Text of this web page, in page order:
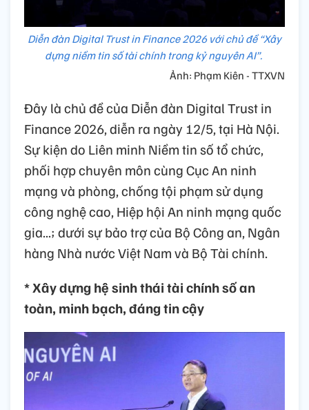
Diễn đàn Digital Trust in Finance 2026 với chủ đề “Xây
dựng niềm tin số tài chính trong kỷ nguyên AI”.
Ảnh: Phạm Kiên - TTXVN
Đây là chủ đề của Diễn đàn Digital Trust in
Finance 2026, diễn ra ngày 12/5, tại Hà Nội.
Sự kiện do Liên minh Niềm tin số tổ chức,
phối hợp chuyên môn cùng Cục An ninh
mạng và phòng, chống tội phạm sử dụng
công nghệ cao, Hiệp hội An ninh mạng quốc
gia...; dưới sự bảo trợ của Bộ Công an, Ngân
hàng Nhà nước Việt Nam và Bộ Tài chính.
* Xây dựng hệ sinh thái tài chính số an
toàn, minh bạch, đáng tin cậy